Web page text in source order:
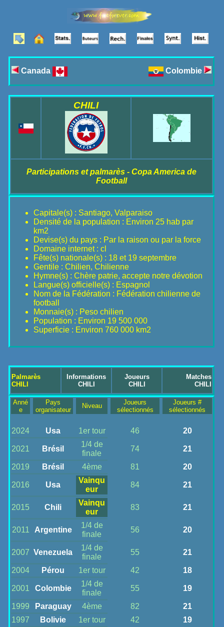
Canada Colombie
CHILI
Participations et palmarès - Copa America de
Football
Capitale(s) : Santiago, Valparaiso
Densité de la population : Environ 25 hab par
km2
Devise(s) du pays : Par la raison ou par la force
Domaine internet : cl
Fête(s) nationale(s) : 18 et 19 septembre
Gentile : Chilien, Chilienne
Hymne(s) : Chère patrie, accepte notre dévotion
Langue(s) officielle(s) : Espagnol
Nom de la Fédération : Fédération chilienne de
football
Monnaie(s) : Peso chilien
Population : Environ 19 500 000
Superficie : Environ 760 000 km2
Palmarès
CHILI
Informations
CHILI
Joueurs
CHILI
Matches
CHILI
Anné
e
Pays
organisateur
Niveau
Joueurs
sélectionnés
Joueurs #
sélectionnés
2024 Usa 1er tour 46 20
2021 Brésil
1/4 de
finale
74 21
2019 Brésil 4ème 81 20
2016 Usa
Vainqu
eur
84 21
2015 Chili
Vainqu
eur
83 21
2011 Argentine
1/4 de
finale
56 20
2007 Venezuela
1/4 de
finale
55 21
2004 Pérou 1er tour 42 18
2001 Colombie
1/4 de
finale
55 19
1999 Paraguay 4ème 82
21
1997
Bolivie 1er tour 42
19